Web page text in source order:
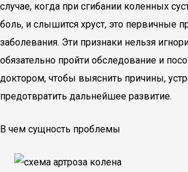
случае, когда при сгибании коленных
боль, и слышится хруст, это первичные
заболевания. Эти признаки нельзя
обязательно пройти обследование и
доктором, чтобы выяснить причины,
предотвратить дальнейшее развитие.
В чем сущность проблемы